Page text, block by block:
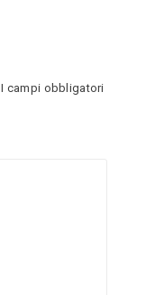
I campi obbligatori